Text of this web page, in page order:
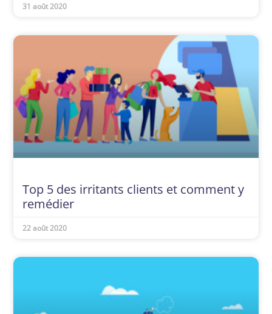
31 août 2020
Top 5 des irritants clients et comment y
remédier
22 août 2020